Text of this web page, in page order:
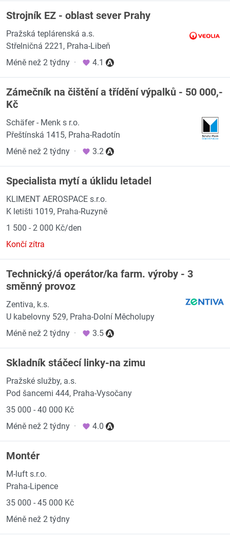
Strojník EZ - oblast sever Prahy
Pražská teplárenská a.s.
Střelničná 2221, Praha-Libeň
Méně než 2 týdny · 4.1
Zámečník na čištění a třídění výpalků - 50 000,-
Kč
Schäfer - Menk s r.o.
Přeštínská 1415, Praha-Radotín
Méně než 2 týdny · 3.2
Specialista mytí a úklidu letadel
KLIMENT AEROSPACE s.r.o.
K letišti 1019, Praha-Ruzyně
1 500 - 2 000 Kč/den
Končí zítra
Technický/á operátor/ka farm. výroby - 3
směnný provoz
Zentiva, k.s.
U kabelovny 529, Praha-Dolní Měcholupy
Méně než 2 týdny · 3.5
Skladník stáčecí linky-na zimu
Pražské služby, a.s.
Pod šancemi 444, Praha-Vysočany
35 000 - 40 000 Kč
Méně než 2 týdny · 4.0
Montér
M-luft s.r.o.
Praha-Lipence
35 000 - 45 000 Kč
Méně než 2 týdny